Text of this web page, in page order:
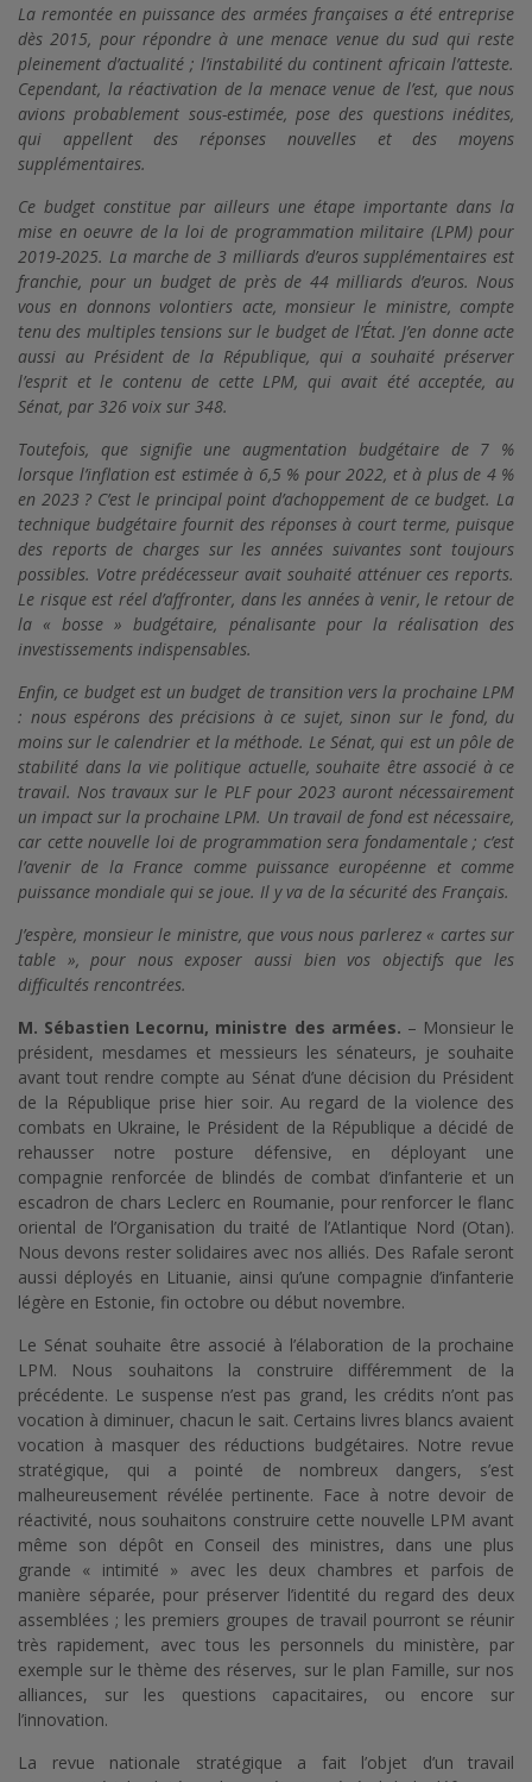
La remontée en puissance des armées françaises a été entreprise
dès 2015, pour répondre à une menace venue du sud qui reste
pleinement d’actualité ; l’instabilité du continent africain l’atteste.
Cependant, la réactivation de la menace venue de l’est, que nous
avions probablement sous-estimée, pose des questions inédites,
qui appellent des réponses nouvelles et des moyens
supplémentaires.
Ce budget constitue par ailleurs une étape importante dans la
mise en oeuvre de la loi de programmation militaire (LPM) pour
2019-2025. La marche de 3 milliards d’euros supplémentaires est
franchie, pour un budget de près de 44 milliards d’euros. Nous
vous en donnons volontiers acte, monsieur le ministre, compte
tenu des multiples tensions sur le budget de l’État. J’en donne acte
aussi au Président de la République, qui a souhaité préserver
l’esprit et le contenu de cette LPM, qui avait été acceptée, au
Sénat, par 326 voix sur 348.
Toutefois, que signifie une augmentation budgétaire de 7 %
lorsque l’inflation est estimée à 6,5 % pour 2022, et à plus de 4 %
en 2023 ? C’est le principal point d’achoppement de ce budget. La
technique budgétaire fournit des réponses à court terme, puisque
des reports de charges sur les années suivantes sont toujours
possibles. Votre prédécesseur avait souhaité atténuer ces reports.
Le risque est réel d’affronter, dans les années à venir, le retour de
la « bosse » budgétaire, pénalisante pour la réalisation des
investissements indispensables.
Enfin, ce budget est un budget de transition vers la prochaine LPM
: nous espérons des précisions à ce sujet, sinon sur le fond, du
moins sur le calendrier et la méthode. Le Sénat, qui est un pôle de
stabilité dans la vie politique actuelle, souhaite être associé à ce
travail. Nos travaux sur le PLF pour 2023 auront nécessairement
un impact sur la prochaine LPM. Un travail de fond est nécessaire,
car cette nouvelle loi de programmation sera fondamentale ; c’est
l’avenir de la France comme puissance européenne et comme
puissance mondiale qui se joue. Il y va de la sécurité des Français.
J’espère, monsieur le ministre, que vous nous parlerez « cartes sur
table », pour nous exposer aussi bien vos objectifs que les
difficultés rencontrées.
M. Sébastien Lecornu, ministre des armées. – Monsieur le
président, mesdames et messieurs les sénateurs, je souhaite
avant tout rendre compte au Sénat d’une décision du Président
de la République prise hier soir. Au regard de la violence des
combats en Ukraine, le Président de la République a décidé de
rehausser notre posture défensive, en déployant une
compagnie renforcée de blindés de combat d’infanterie et un
escadron de chars Leclerc en Roumanie, pour renforcer le flanc
oriental de l’Organisation du traité de l’Atlantique Nord (Otan).
Nous devons rester solidaires avec nos alliés. Des Rafale seront
aussi déployés en Lituanie, ainsi qu’une compagnie d’infanterie
légère en Estonie, fin octobre ou début novembre.
Le Sénat souhaite être associé à l’élaboration de la prochaine
LPM. Nous souhaitons la construire différemment de la
précédente. Le suspense n’est pas grand, les crédits n’ont pas
vocation à diminuer, chacun le sait. Certains livres blancs avaient
vocation à masquer des réductions budgétaires. Notre revue
stratégique, qui a pointé de nombreux dangers, s’est
malheureusement révélée pertinente. Face à notre devoir de
réactivité, nous souhaitons construire cette nouvelle LPM avant
même son dépôt en Conseil des ministres, dans une plus
grande « intimité » avec les deux chambres et parfois de
manière séparée, pour préserver l’identité du regard des deux
assemblées ; les premiers groupes de travail pourront se réunir
très rapidement, avec tous les personnels du ministère, par
exemple sur le thème des réserves, sur le plan Famille, sur nos
alliances, sur les questions capacitaires, ou encore sur
l’innovation.
La revue nationale stratégique a fait l’objet d’un travail